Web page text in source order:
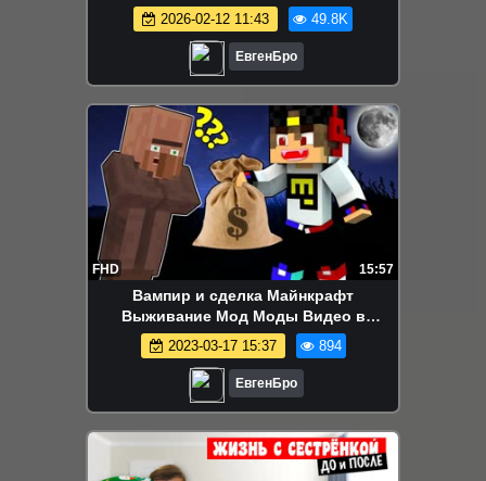
ТРОЛЛИНГ MINECRAFT
2026-02-12 11:43 49.8K
ЕвгенБро
FHD 15:57
Вампир и сделка Майнкрафт
Выживание Мод Моды Видео в
Майнкрафте Хоррор Карты
2023-03-17 15:37 894
ЕвгенБро